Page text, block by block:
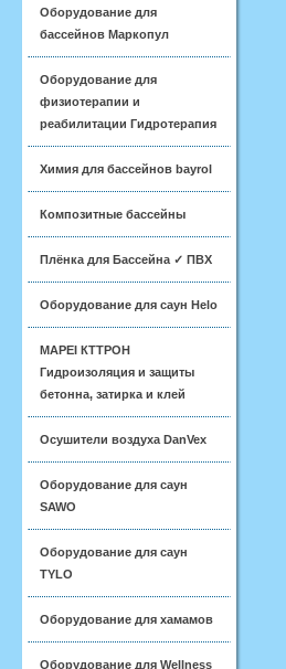
Оборудование для
бассейнов Маркопул
Оборудование для
физиотерапии и
реабилитации Гидротерапия
Химия для бассейнов bayrol
Композитные бассейны
Плёнка для Бассейна ✓ ПВХ
Оборудование для саун Helo
MAPEI КТТРОН
Гидроизоляция и защиты
бетонна, затирка и клей
Осушители воздуха DanVex
Оборудование для саун
SAWO
Оборудование для саун
TYLO
Оборудование для хамамов
Оборудование для Wellness